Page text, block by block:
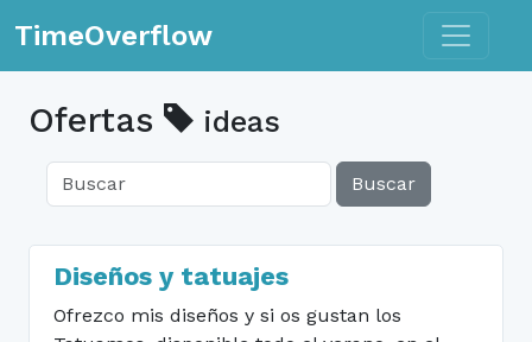
TimeOverflow Toggle
Ofertas ideas
Buscar
Diseños y tatuajes
Ofrezco mis diseños y si os gustan los